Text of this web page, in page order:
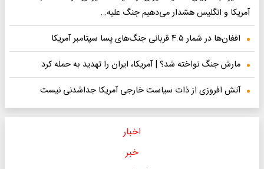
آمریکا و انگلیس هشدار می‌دهیم جنگ علیه…
افغان‌ها در شمار ۴.۵ قربانی جنگ‌های پسا سپتامبر آمریکا
مارش جنگ نواخته شد؟ | آمریکا، ایران را تهدید به حمله کرد
آتش افروزی از ذات سیاست خارجی آمریکا جداشدنی نیست
اخبار
خبر